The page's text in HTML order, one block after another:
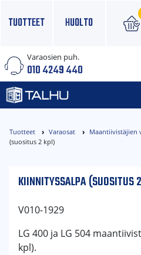
TUOTTEET HUOLTO
Varaosien puh.
010 4249 440
Tuotteet Varaosat Maantiivistäjien
(suositus 2 kpl)
KIINNITYSSALPA (SUOSITUS
V010-1929
LG 400 ja LG 504
kpl).